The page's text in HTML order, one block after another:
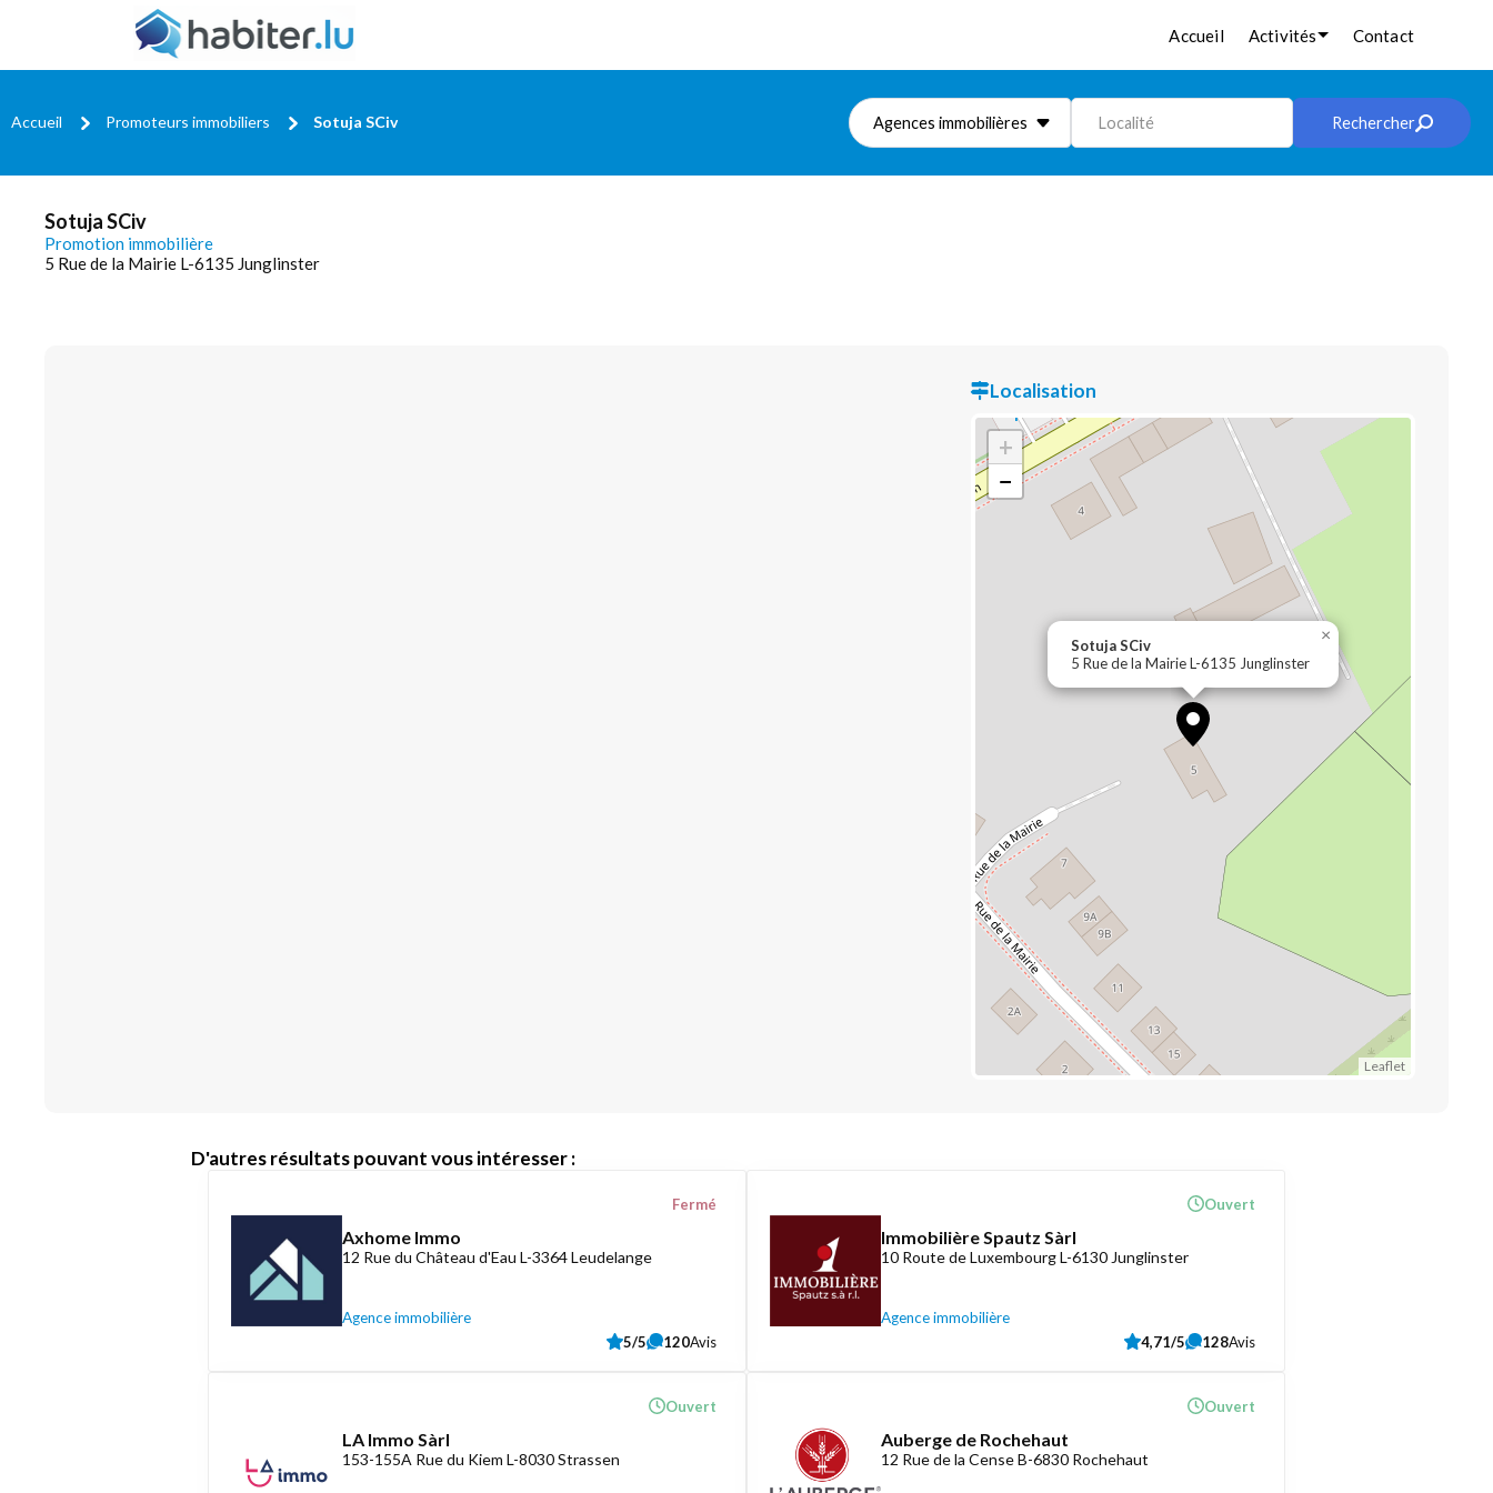
Accueil Activités Contact
Accueil Promoteurs immobiliers Sotuja SCiv Agences immobilières Localité Rechercher
Sotuja SCiv
Promotion immobilière
5 Rue de la Mairie L-6135 Junglinster
Localisation
Sotuja SCiv
5 Rue de la Mairie L-6135 Junglinster
×
+
−
Leaflet
D'autres résultats pouvant vous intéresser :
Axhome Immo
12 Rue du Château d'Eau L-3364 Leudelange
Agence immobilière
Fermé
5/5 120Avis
Immobilière Spautz Sàrl
10 Route de Luxembourg L-6130 Junglinster
Agence immobilière
Ouvert
4,71/5 128Avis
LA Immo Sàrl
153-155A Rue du Kiem L-8030 Strassen
Ouvert
Auberge de Rochehaut
12 Rue de la Cense B-6830 Rochehaut
Ouvert